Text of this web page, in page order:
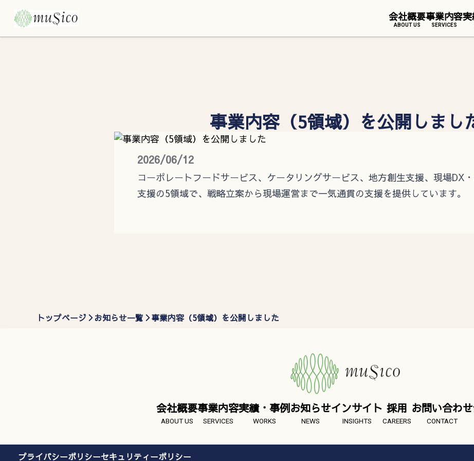
会社概要
ABOUT US
事業内容
SERVICES
事業内容（5領域）を公開しまし
2026/06/12
コーポレートフードサービス、ケータリングサービス、地方創生支援、現場DX
支援の5領域で、戦略立案から現場運営まで一気通貫の支援を提供しています。
トップページ お知らせ一覧 事業内容（5領域）を公開しました
会社概要
ABOUT US
事業内容
SERVICES
実績・事例
WORKS
お知らせ
NEWS
インサイト
INSIGHTS
採用
CAREERS
お問い合わせ
CONTACT
プライバシーポリシーセキュリティーポリシー